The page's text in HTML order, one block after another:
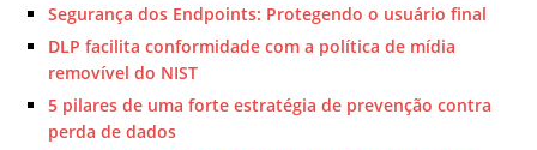
Segurança dos Endpoints: Protegendo o usuário final
DLP facilita conformidade com a política de mídia
removível do NIST
5 pilares de uma forte estratégia de prevenção contra
perda de dados